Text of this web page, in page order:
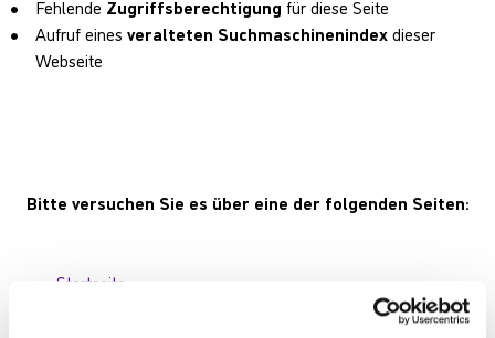
Fehlende Zugriffsberechtigung für diese Seite
Aufruf eines veralteten Suchmaschinenindexdieser
Webseite
Bitte versuchen Sie es über eine der folgenden Seiten:
Startseite